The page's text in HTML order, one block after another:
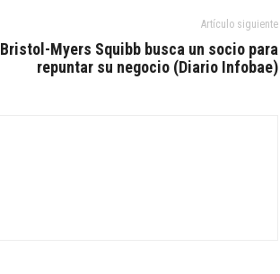
Artículo siguiente
Bristol-Myers Squibb busca un socio para
repuntar su negocio (Diario Infobae)